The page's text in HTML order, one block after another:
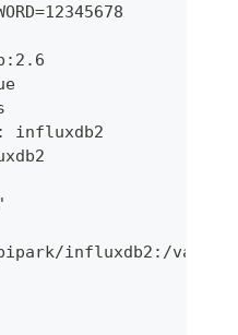
influxdb2
influxdb2:/var/